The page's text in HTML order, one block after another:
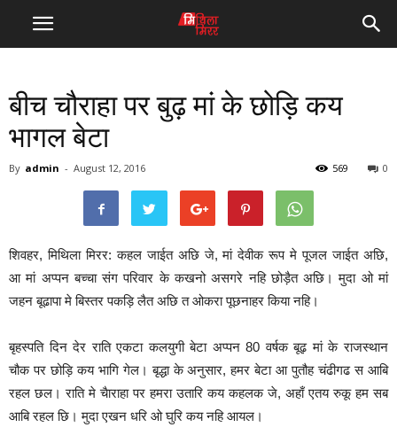
बीच चौराहा पर बुढ़ मां के छोड़ि कय
भागल बेटा
By admin - August 12, 2016 0
569
शिवहर, मिथिला मिरर: कहल जाईत अछि जे, मां देवीक रूप मे पूजल जाईत अछि,
आ मां अप्पन बच्चा संग परिवार के कखनो असगरे नहि छोड़ैत अछि। मुदा ओ मां
जहन बूढापा मे बिस्तर पकड़ि लैत अछि त ओकरा पूछनाहर किया नहि।
बृहस्पति दिन देर राति एकटा कलयुगी बेटा अप्पन 80 वर्षक बूढ़ मां के राजस्थान
चौक पर छोड़ि कय भागि गेल। बृद्धा के अनुसार, हमर बेटा आ पुतौह चंढीगढ स आबि
रहल छल। राति मे चैाराहा पर हमरा उतारि कय कहलक जे, अहाँ एतय रुकू हम सब
आबि रहल छि। मुदा एखन धरि ओ घुरि कय नहि आयल।